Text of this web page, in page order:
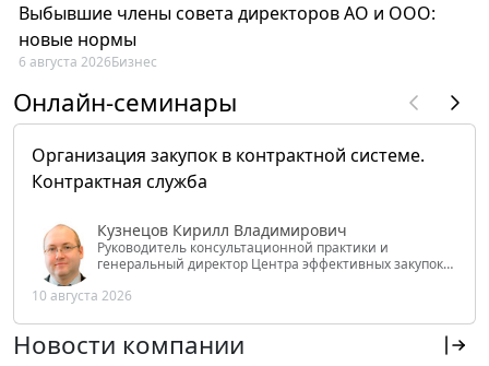
Выбывшие члены совета директоров АО и ООО:
новые нормы
6 августа 2026Бизнес
Онлайн-семинары
Организация закупок в контрактной системе.
Контрактная служба
Кузнецов Кирилл Владимирович
Руководитель консультационной практики и
генеральный директор Центра эффективных закупок
РФ
10 августа 2026
Новости компании